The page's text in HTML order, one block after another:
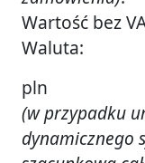
Wartość bez
Waluta:
pln
(w przypadku
dynamicznego